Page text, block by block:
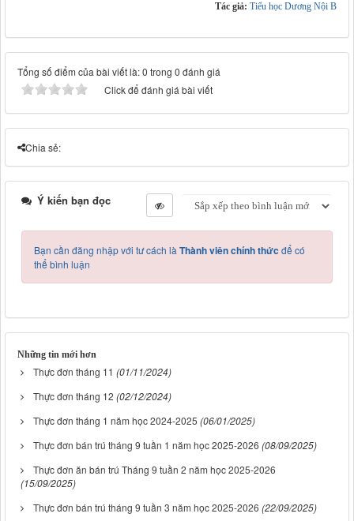
Tác giả: Tiểu học Dương Nội B
Tổng số điểm của bài viết là: 0 trong 0 đánh giá
Click để đánh giá bài viết
Chia sẻ:
Ý kiến bạn đọc
Bạn cần đăng nhập với tư cách là Thành viên chính thứcđể có
thể bình luận
Những tin mới hơn
Thực đơn tháng 11 (01/11/2024)
Thực đơn tháng 12 (02/12/2024)
Thực đơn tháng 1 năm học 2024-2025 (06/01/2025)
Thực đơn bán trú tháng 9 tuần 1 năm học 2025-2026 (08/09/2025)
Thực đơn ăn bán trú Tháng 9 tuần 2 năm học 2025-2026
(15/09/2025)
Thực đơn bán trú tháng 9 tuần 3 năm học 2025-2026 (22/09/2025)